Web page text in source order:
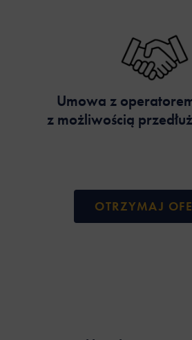
Umowa z
z możliwością
OTRZYMAJ